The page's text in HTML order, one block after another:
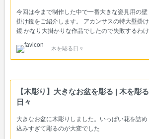
今回は今まで制作した中で一番大きな姿見用の壁
掛け鏡をご紹介します。 アカンサスの特大壁掛け
鏡 かなり大掛かりな作品でしたので失敗するわけ
で額縁を制作していました。 額縁の図案を元に少
しアレンジして鏡に合うように製図し直しまし
を開け糸のこで切り抜きましたが、板が巨大すぎ
て（１ｍ１３ｃｍ×４７ｃｍ×３ｃｍ）扱いが大変
でした。 鏡が入る部分を糸のこで切り抜くだけで
何日もかかり、もぅ〜大変でした。全てを切り抜
くのに２ヶ月かかっています。 上部 前に制作した
アカンサスの額縁を見ながら、彫り進めていきま
木を彫る日々
【木彫り】大きなお盆を彫る | 木を彫る
日々
大きなお盆に木彫りしました。いっぱい花を詰め
込みすぎて彫るのが大変でした